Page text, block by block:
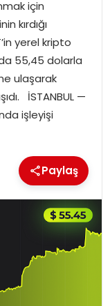
için
kırdığı
yerel kripto
55,45 dolarla
ulaşarak
İSTANBUL —
işleyişi
Paylaş